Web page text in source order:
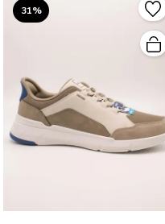
31%